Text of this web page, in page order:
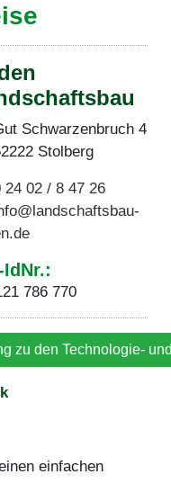
Schwarzenbruch 4
Stolberg
24 02 / 8 47 26
IdNr.:
786 770
zu den Technologie-
einfachen